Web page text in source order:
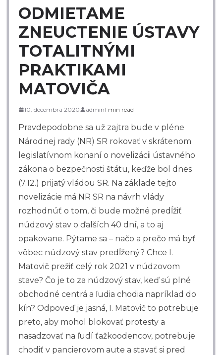
ODMIETAME
ZNEUCTENIE ÚSTAVY
TOTALITNÝMI
PRAKTIKAMI
MATOVIČA
10. decembra 2020 admin1 min read
Pravdepodobne sa už zajtra bude v pléne
Národnej rady (NR) SR rokovať v skrátenom
legislatívnom konaní o novelizácii ústavného
zákona o bezpečnosti štátu, keďže bol dnes
(7.12.) prijatý vládou SR. Na základe tejto
novelizácie má NR SR na návrh vlády
rozhodnúť o tom, či bude možné predĺžiť
núdzový stav o ďalších 40 dní, a to aj
opakovane. Pýtame sa – načo a prečo má byť
vôbec núdzový stav predĺžený? Chce I.
Matovič prežiť celý rok 2021 v núdzovom
stave? Čo je to za núdzový stav, keď sú plné
obchodné centrá a ľudia chodia napríklad do
kín? Odpoveď je jasná, I. Matovič to potrebuje
preto, aby mohol blokovať protesty a
nasadzovať na ľudí ťažkoodencov, potrebuje
chodiť v pancierovom aute a stavať si pred